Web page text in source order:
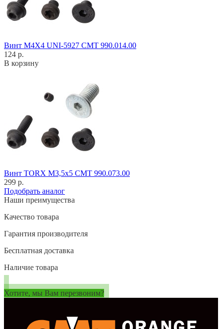
Винт M4X4 UNI-5927 CMT 990.014.00
124 р.
В корзину
Винт TORX M3,5x5 CMT 990.073.00
299 р.
Подобрать аналог
Наши преимущества
Качество товара
Гарантия производителя
Бесплатная доставка
Наличие товара
Хотите, мы Вам перезвоним?